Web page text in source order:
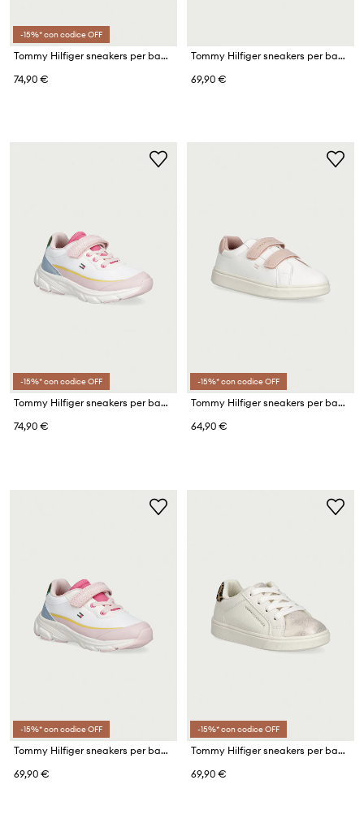
-15%* con codice OFF
Tommy Hilfiger sneakers per bambini
74,90 €
Tommy Hilfiger sneakers per bambini
69,90 €
-15%* con codice OFF
Tommy Hilfiger sneakers per bambini
74,90 €
-15%* con codice OFF
Tommy Hilfiger sneakers per bambini
64,90 €
-15%* con codice OFF
Tommy Hilfiger sneakers per bambini
69,90 €
-15%* con codice OFF
Tommy Hilfiger sneakers per bambini
69,90 €